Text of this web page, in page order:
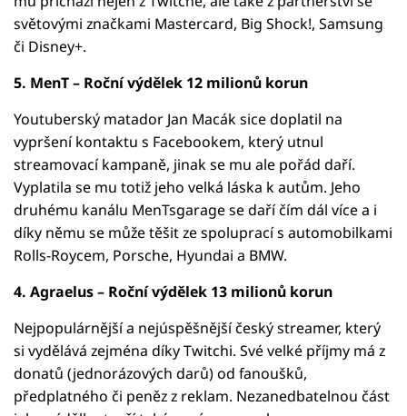
světovými značkami Mastercard, Big Shock!, Samsung
či Disney+.
5. MenT – Roční výdělek 12 milionů korun
Youtuberský matador Jan Macák sice doplatil na
vypršení kontaktu s Facebookem, který utnul
streamovací kampaně, jinak se mu ale pořád daří.
Vyplatila se mu totiž jeho velká láska k autům. Jeho
druhému kanálu MenTsgarage se daří čím dál více a i
díky němu se může těšit ze spoluprací s automobilkami
Rolls-Roycem, Porsche, Hyundai a BMW.
4. Agraelus – Roční výdělek 13 milionů korun
Nejpopulárnější a nejúspěšnější český streamer, který
si vydělává zejména díky Twitchi. Své velké příjmy má z
donatů (jednorázových darů) od fanoušků,
předplatného či peněz z reklam. Nezanedbatelnou část